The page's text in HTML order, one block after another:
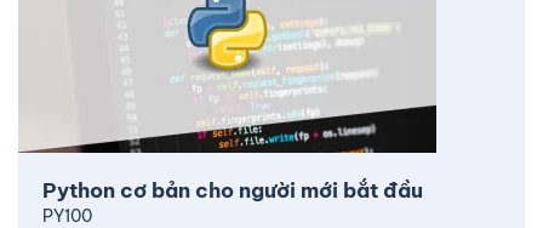
Python cơ bản cho người mới bắt đầu
PY100